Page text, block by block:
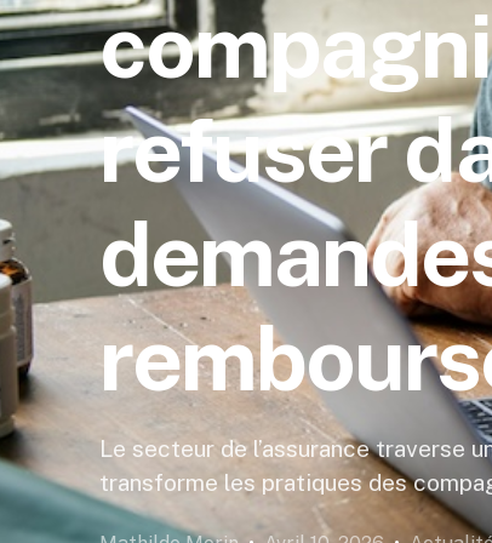
refuser
Le secteur de l’assurance traverse
transforme les pratiques des